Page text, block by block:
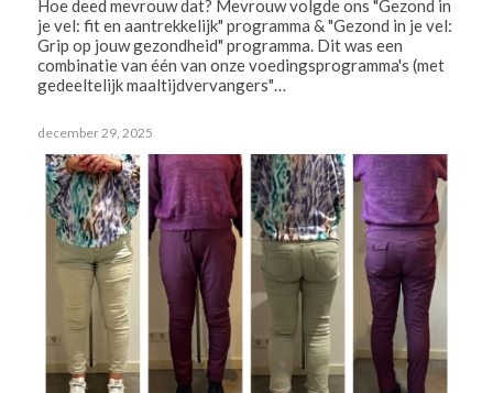
Hoe deed mevrouw dat? Mevrouw volgde ons "Gezond in
je vel: fit en aantrekkelijk" programma & "Gezond in je vel:
Grip op jouw gezondheid" programma. Dit was een
combinatie van één van onze voedingsprogramma's (met
gedeeltelijk maaltijdvervangers"…
december 29, 2025